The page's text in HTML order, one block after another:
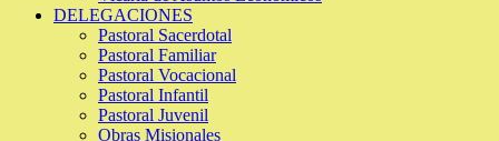
DELEGACIONES
Pastoral Sacerdotal
Pastoral Familiar
Pastoral Vocacional
Pastoral Infantil
Pastoral Juvenil
Obras Misionales